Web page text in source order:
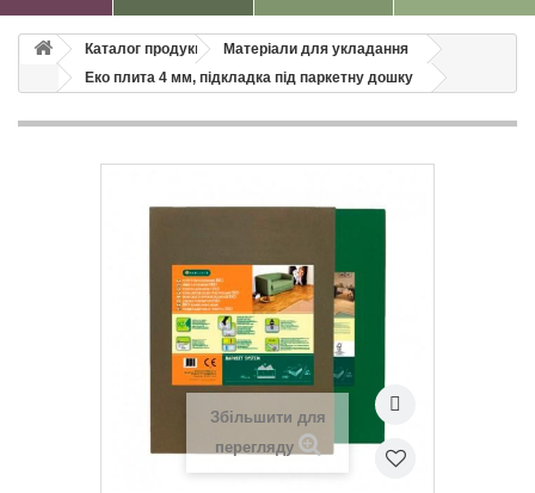
Каталог продукції
Матеріали для укладання
Еко плита 4 мм, підкладка під паркетну дошку
Збільшити для
перегляду